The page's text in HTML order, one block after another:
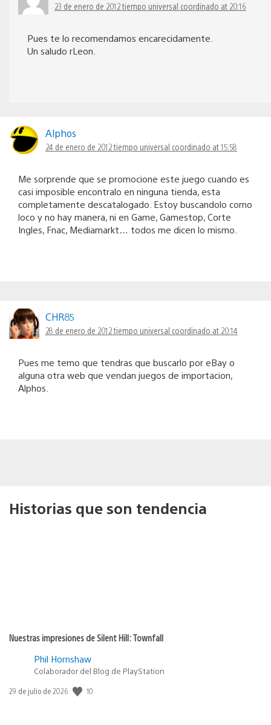
23 de enero de 2012 tiempo universal coordinado at 20:16
Pues te lo recomendamos encarecidamente.
Un saludo rLeon.
Alphos
24 de enero de 2012 tiempo universal coordinado at 15:58
Me sorprende que se promocione este juego cuando es
casi imposible encontralo en ninguna tienda, esta
completamente descatalogado. Estoy buscandolo como
loco y no hay manera, ni en Game, Gamestop, Corte
Ingles, Fnac, Mediamarkt… todos me dicen lo mismo.
CHR85
28 de enero de 2012 tiempo universal coordinado at 20:14
Pues me temo que tendras que buscarlo por eBay o
alguna otra web que vendan juegos de importacion,
Alphos.
Historias que son tendencia
Nuestras impresiones de Silent Hill: Townfall
Phil Hornshaw
Colaborador del Blog de PlayStation
Fecha
29 de julio de 2026 10